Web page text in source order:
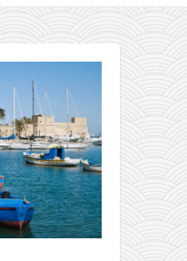
мае:
Польши
за 110€
обратно
Norwegian:
из Литвы и
Латвии в
Швецию и
Данию